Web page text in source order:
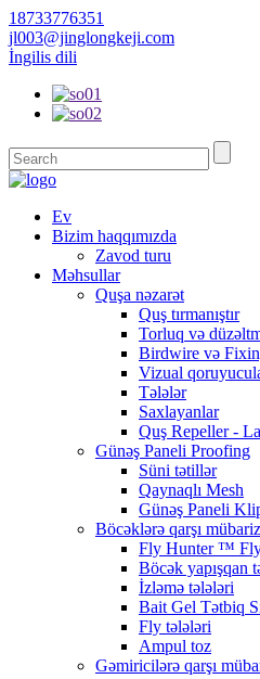
18733776351
jl003@jinglongkeji.com
İngilis dili
Ev
Bizim haqqımızda
Zavod turu
Məhsullar
Quşa nəzarət
Quş tırmanıştır
Torluq və
Birdwire və
Vizual
Tələlər
Saxlayanlar
Quş Repeller -
Günəş Paneli Proofing
Süni tətillər
Qaynaqlı Mesh
Günəş Paneli
Böcəklərə qarşı
Fly Hunter ™
Böcək yapışqan
İzləmə tələləri
Bait Gel Tətbiq
Fly tələləri
Ampul toz
Gəmiricilərə qarşı